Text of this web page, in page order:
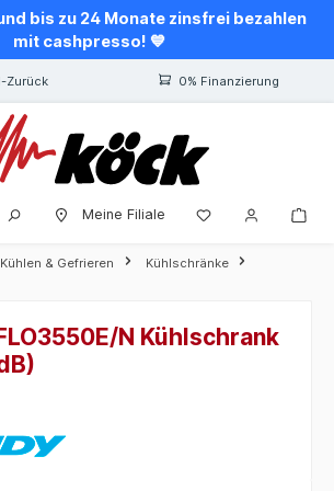
bis zu 24 Monate zinsfrei bezahlen
mit cashpresso! 💙
Zurück 0% Finanzierung
Meine Filiale
Kühlen & Gefrieren
Kühlschränke
N Kühlschrank